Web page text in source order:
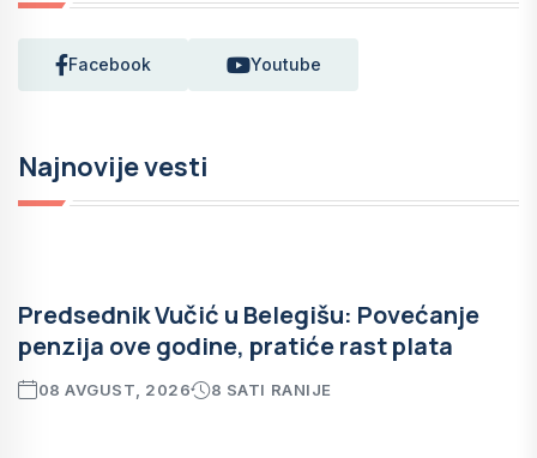
Facebook Youtube
Najnovije vesti
Predsednik Vučić u Belegišu: Povećanje
penzija ove godine, pratiće rast plata
08 AVGUST, 2026 8 SATI RANIJE